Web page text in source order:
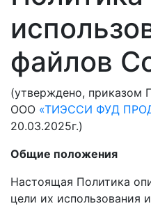
файлов
(утверждено, приказом
ООО «ТИЭССИ ФУД
20.03.2025г.)
Общие положения
Настоящая Политика
цели их использования